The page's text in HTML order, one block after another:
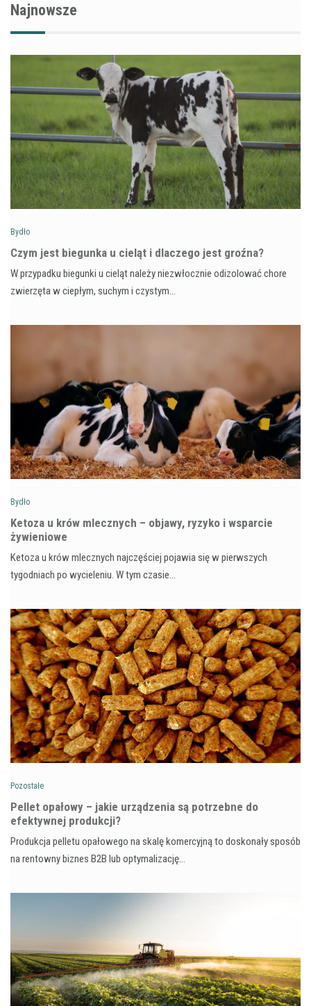
Najnowsze
Bydło
Czym jest biegunka u cieląt i dlaczego jest groźna?
W przypadku biegunki u cieląt należy niezwłocznie odizolować chore
zwierzęta w ciepłym, suchym i czystym…
Bydło
Ketoza u krów mlecznych – objawy, ryzyko i wsparcie
żywieniowe
Ketoza u krów mlecznych najczęściej pojawia się w pierwszych
tygodniach po wycieleniu. W tym czasie…
Pozostałe
Pellet opałowy – jakie urządzenia są potrzebne do
efektywnej produkcji?
Produkcja pelletu opałowego na skalę komercyjną to doskonały sposób
na rentowny biznes B2B lub optymalizację…